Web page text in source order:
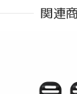
関連